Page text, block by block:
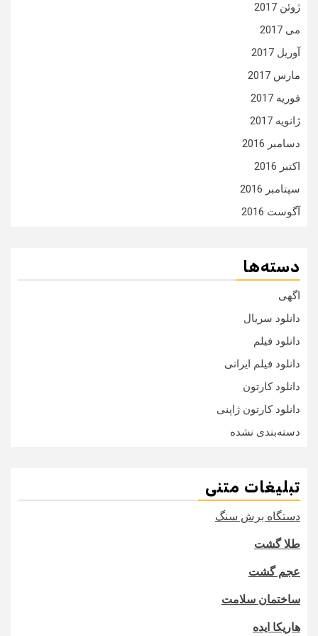
ژوئن 2017
می 2017
آوریل 2017
مارس 2017
فوریه 2017
ژانویه 2017
دسامبر 2016
اکتبر 2016
سپتامبر 2016
آگوست 2016
دسته‌ها
اگهی
دانلود سریال
دانلود فیلم
دانلود فیلم ایرانی
دانلود کارتون
دانلود کارتون ژاپنی
دسته‌بندی نشده
تبلیغات متنی
دستگاه برش سنگ
طلا گشت
عجم گشت
ساختمان سلامت
هاریکا ایده